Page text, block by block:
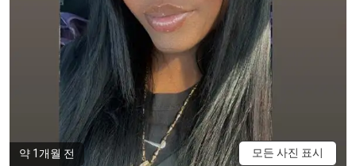
약 1개월 전 모든 사진 표시